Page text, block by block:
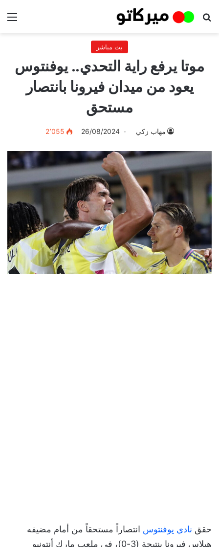
بحث عن
بث مباشر
موتا يرفع راية التحدي.. يوفنتوس
يعود من ميدان فيرونا بانتصار
مستحق
مهاب زكي 26/08/2024 2٬055
حقق نادي يوفنتوس انتصاراً مستحقاً من أمام مضيفه
هيلاس فيرونا بنتيجة (3-0)، في ملعب مارك أنتونيو